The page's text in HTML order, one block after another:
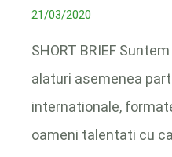
21/03/2020
SHORT BRIEF
alaturi asemenea
internationale,
oameni talentati cu